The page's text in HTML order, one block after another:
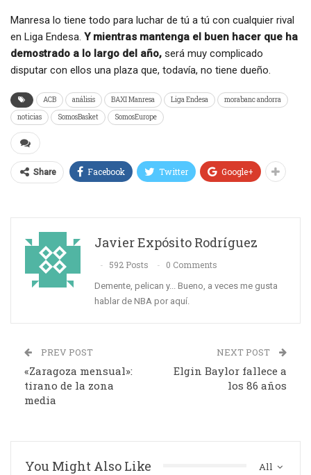
Manresa lo tiene todo para luchar de tú a tú con cualquier rival
en Liga Endesa. Y mientras mantenga el buen hacer que ha
demostrado a lo largo del año, será muy complicado
disputar con ellos una plaza que, todavía, no tiene dueño.
ACB análisis BAXI Manresa Liga Endesa
morabanc andorra
noticias
SomosBasket SomosEurope
Share Facebook Twitter Google+
Javier Expósito Rodríguez
592 Posts 0 Comments
Demente, pelican y... Bueno, a veces me gusta
hablar de NBA por aquí.
PREV POST
«Zaragoza mensual»:
tirano de la zona
media
NEXT POST
Elgin Baylor fallece a
los 86 años
All
You Might Also Like